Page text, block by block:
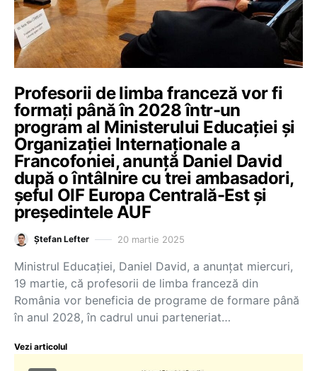
Profesorii de limba franceză vor fi
formați până în 2028 într-un
program al Ministerului Educației și
Organizației Internaționale a
Francofoniei, anunță Daniel David
după o întâlnire cu trei ambasadori,
șeful OIF Europa Centrală-Est și
președintele AUF
Ștefan Lefter 20 martie 2025
Ministrul Educației, Daniel David, a anunțat miercuri,
19 martie, că profesorii de limba franceză din
România vor beneficia de programe de formare până
în anul 2028, în cadrul unui parteneriat…
Vezi articolul